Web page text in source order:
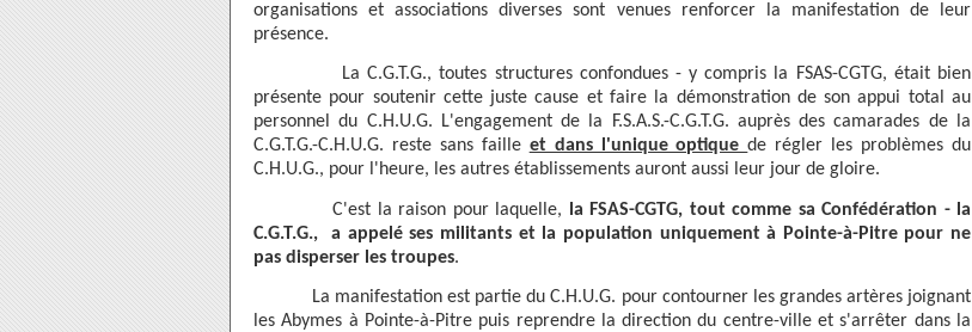
organisations et associations diverses sont venues renforcer la manifestation de leur
présence.
La C.G.T.G., toutes structures confondues - y compris la FSAS-CGTG, était bien
présente pour soutenir cette juste cause et faire la démonstration de son appui total au
personnel du C.H.U.G. L'engagement de la F.S.A.S.-C.G.T.G. auprès des camarades de la
C.G.T.G.-C.H.U.G. reste sans faille et dans l'unique optiquede régler les problèmes du
C.H.U.G., pour l'heure, les autres établissements auront aussi leur jour de gloire.
C'est la raison pour laquelle,
la FSAS-CGTG, tout comme sa Confédération - la
C.G.T.G., a appelé ses militants et la population uniquement à Pointe-à-Pitre pour ne
pas disperser les troupes.
La manifestation est partie du C.H.U.G. pour contourner les grandes artères joignant
les Abymes à Pointe-à-Pitre puis reprendre la direction du centre-ville et s'arrêter dans la